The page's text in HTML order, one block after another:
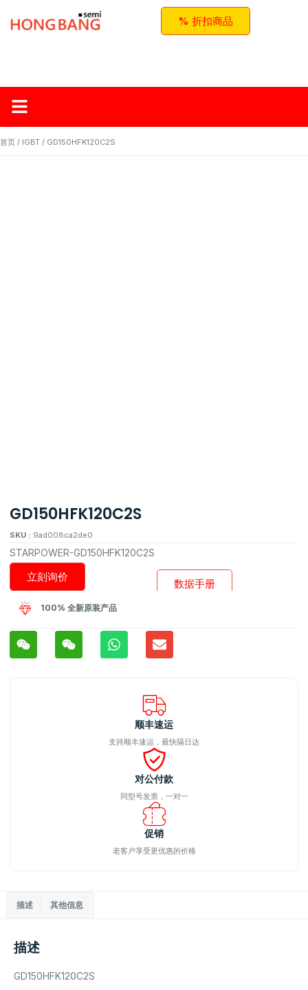
% 折扣商品
首页 / IGBT / GD150HFK120C2S
GD150HFK120C2S
SKU : 9ad008ca2de0
STARPOWER-GD150HFK120C2S
数据手册
立刻询价
100% 全新原装产品
顺丰速运
支持顺丰速运，最快隔日达
对公付款
同型号发票，一对一
促销
老客户享受更优惠的价格
描述 其他信息
描述
GD150HFK120C2S